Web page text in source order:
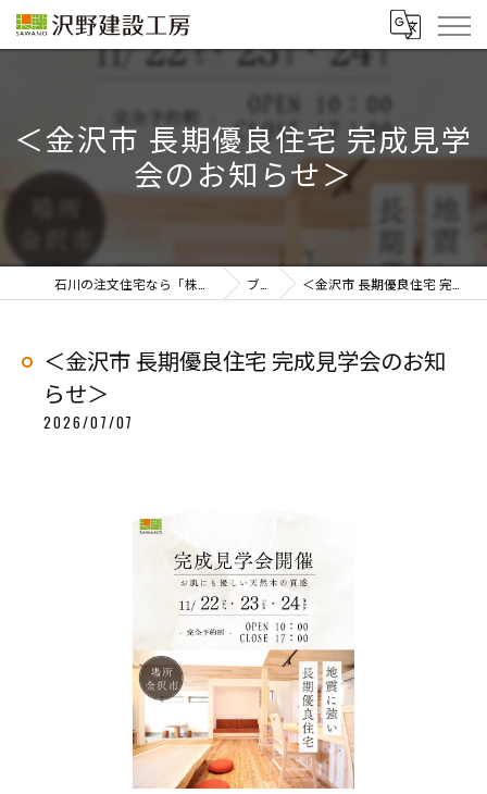
＜金沢市 長期優良住宅 完成見学
会のお知らせ＞
ブログ ＜金沢市 長期優良住宅 完成見学会のお知らせ＞
＜金沢市 長期優良住宅 完成見学会のお知
らせ＞
2026/07/07